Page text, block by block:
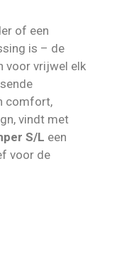
of een
is – de
voor vrijwel elk
comfort,
vindt met
S/L een
voor de